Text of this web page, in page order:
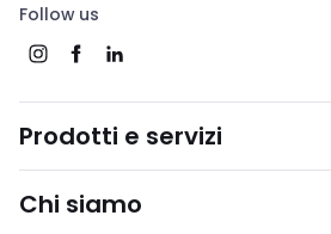
Follow us
Prodotti e servizi
Chi siamo